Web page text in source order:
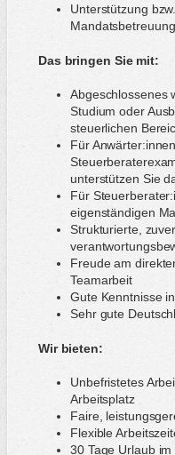
Unterstützung
Das bringen Sie mit:
Abgeschlossenes
Studium oder
steuerlichen
Für
unterstützen Sie
Für
eigenständigen
Strukturierte,
Freude am
Teamarbeit
Gute Kenntnisse
Sehr gute
Wir bieten:
Unbefristetes
Arbeitsplatz
Faire,
Flexible
30 Tage Urlaub im